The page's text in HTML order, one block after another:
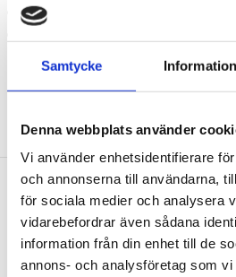
Samtycke Information
Denna webbplats använder
Vi använder enhetsidentifierare
och annonserna till användarna,
för sociala medier och analysera
vidarebefordrar även sådana
information från din enhet till de
annons- och analysföretag som
Förnicklad